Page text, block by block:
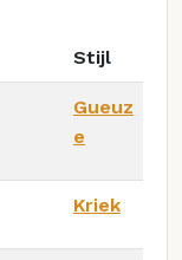
Stijl
Gueuz
e
Kriek